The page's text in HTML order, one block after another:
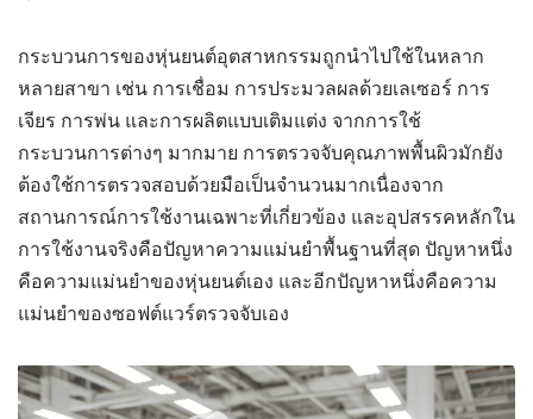
กระบวนการของหุ่นยนต์อุตสาหกรรมถูกนำไปใช้ในหลาก
หลายสาขา เช่น การเชื่อม การประมวลผลด้วยเลเซอร์ การ
เจียร การพ่น และการผลิตแบบเติมแต่ง จากการใช้
กระบวนการต่างๆ มากมาย การตรวจจับคุณภาพพื้นผิวมักยัง
ต้องใช้การตรวจสอบด้วยมือเป็นจำนวนมากเนื่องจาก
สถานการณ์การใช้งานเฉพาะที่เกี่ยวข้อง และอุปสรรคหลักใน
การใช้งานจริงคือปัญหาความแม่นยำพื้นฐานที่สุด ปัญหาหนึ่ง
คือความแม่นยำของหุ่นยนต์เอง และอีกปัญหาหนึ่งคือความ
แม่นยำของซอฟต์แวร์ตรวจจับเอง